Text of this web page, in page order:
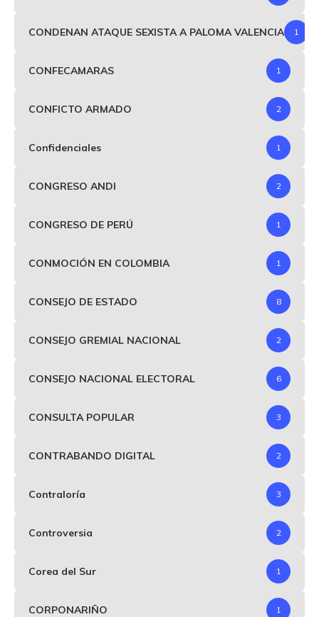
CONDENAN ATAQUE SEXISTA A PALOMA VALENCIA 1
CONFECAMARAS 1
CONFICTO ARMADO 2
Confidenciales 1
CONGRESO ANDI 2
CONGRESO DE PERÚ 1
CONMOCIÓN EN COLOMBIA 1
CONSEJO DE ESTADO 8
CONSEJO GREMIAL NACIONAL 2
CONSEJO NACIONAL ELECTORAL 6
CONSULTA POPULAR 3
CONTRABANDO DIGITAL 2
Contraloría 3
Controversia 2
Corea del Sur 1
CORPONARIÑO 1